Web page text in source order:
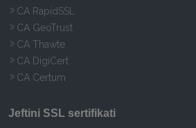
CA RapidSSL
CA GeoTrust
CA Thawte
CA DigiCert
CA Certum
Jeftini SSL sertifikati